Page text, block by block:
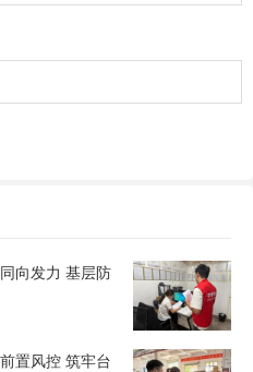
向发力 基层防
置风控 筑牢台